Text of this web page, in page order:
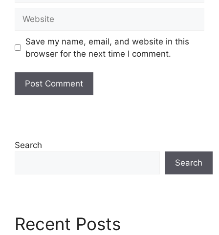
Save my name, email, and website in this
browser for the next time I comment.
Search
Search
Recent Posts